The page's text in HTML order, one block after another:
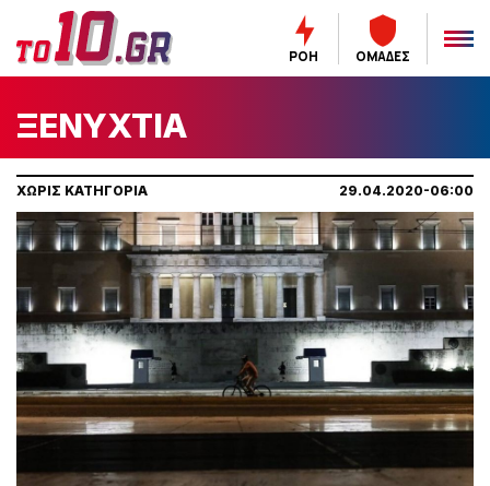
ΡΟΗ ΟΜΑΔΕΣ
ΞΕΝΥΧΤΙΑ
ΧΩΡΙΣ ΚΑΤΗΓΟΡΙΑ 29.04.2020-06:00